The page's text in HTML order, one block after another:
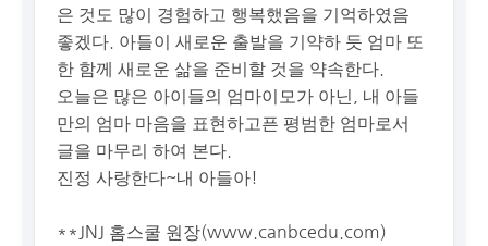
은 것도 많이 경험하고 행복했음을 기억하였음
좋겠다. 아들이 새로운 출발을 기약하 듯 엄마 또
한 함께 새로운 삶을 준비할 것을 약속한다.
오늘은 많은 아이들의 엄마이모가 아닌, 내 아들
만의 엄마 마음을 표현하고픈 평범한 엄마로서
글을 마무리 하여 본다.
진정 사랑한다~내 아들아!
**JNJ 홈스쿨 원장(www.canbcedu.com)